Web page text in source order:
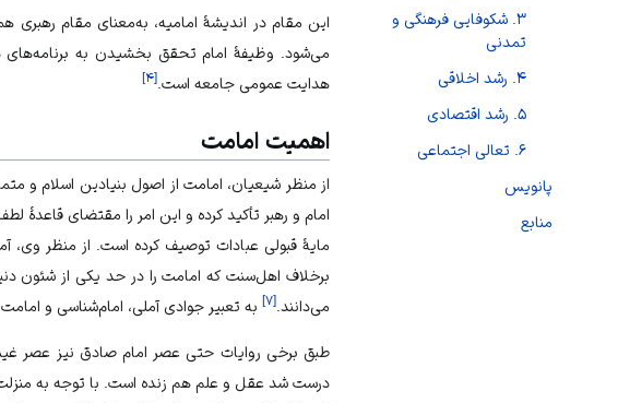
۳. شکوفایی فرهنگی و
تمدنی
۴. رشد اخلاقی
۵. رشد اقتصادی
۶. تعالی اجتماعی
پانویس
منابع
این مقام در اندیشهٔ امامیه، به‌معنای مقام
می‌شود. وظیفهٔ امام تحقق بخشیدن به برنامه‌های
هدایت عمومی جامعه است.[۴]
اهمیت امامت
از منظر شیعیان، امامت از اصول بنیادین اسلام و
امام و رهبر تأکید کرده و این امر را مقتضای قاعدهٔ
مایهٔ قبولی عبادات توصیف کرده است. از منظر وی،
برخلاف اهل‌سنت که امامت را در حد یکی از شئون
می‌دانند.[۷] به تعبیر جوادی آملی، امام‌شناسی و
طبق برخی روایات حتی عصر امام صادق نیز عصر
درست شد عقل و علم هم زنده است. با توجه به